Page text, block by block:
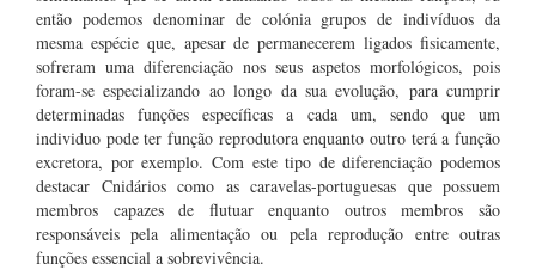
então podemos denominar de colónia grupos de indivíduos da
mesma espécie que, apesar de permanecerem ligados fisicamente,
sofreram uma diferenciação nos seus aspetos morfológicos, pois
foram-se especializando ao longo da sua evolução, para cumprir
determinadas funções específicas a cada um, sendo que um
individuo pode ter função reprodutora enquanto outro terá a função
excretora, por exemplo. Com este tipo de diferenciação podemos
destacar Cnidários como as caravelas-portuguesas que possuem
membros capazes de flutuar enquanto outros membros são
responsáveis pela alimentação ou pela reprodução entre outras
funções essencial a sobrevivência.